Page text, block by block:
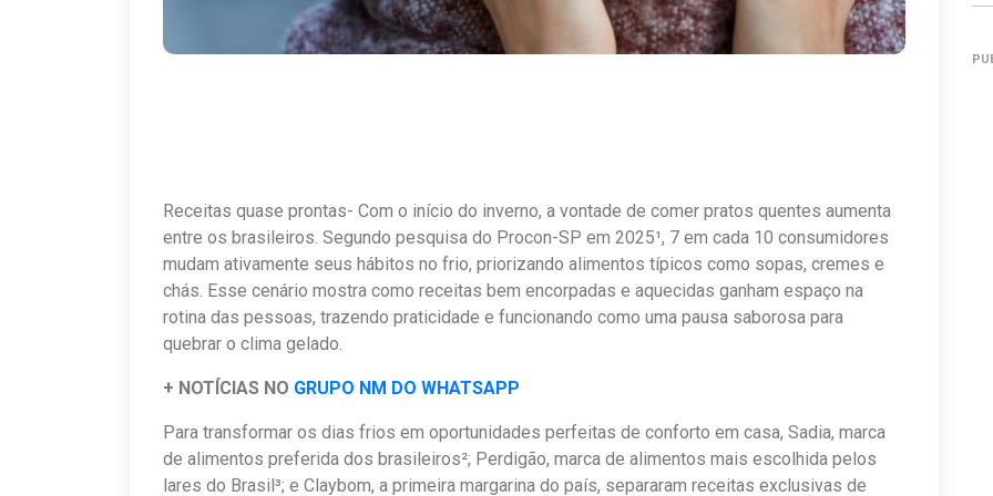
Receitas quase prontas- Com o início do inverno, a vontade de comer pratos quentes aumenta
entre os brasileiros. Segundo pesquisa do Procon-SP em 2025¹, 7 em cada 10 consumidores
mudam ativamente seus hábitos no frio, priorizando alimentos típicos como sopas, cremes e
chás. Esse cenário mostra como receitas bem encorpadas e aquecidas ganham espaço na
rotina das pessoas, trazendo praticidade e funcionando como uma pausa saborosa para
quebrar o clima gelado.
+ NOTÍCIAS NO GRUPO NM DO WHATSAPP
Para transformar os dias frios em oportunidades perfeitas de conforto em casa, Sadia, marca
de alimentos preferida dos brasileiros²; Perdigão, marca de alimentos mais escolhida pelos
lares do Brasil³; e Claybom, a primeira margarina do país, separaram receitas exclusivas de